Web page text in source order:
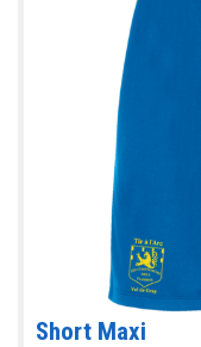
Short Maxi